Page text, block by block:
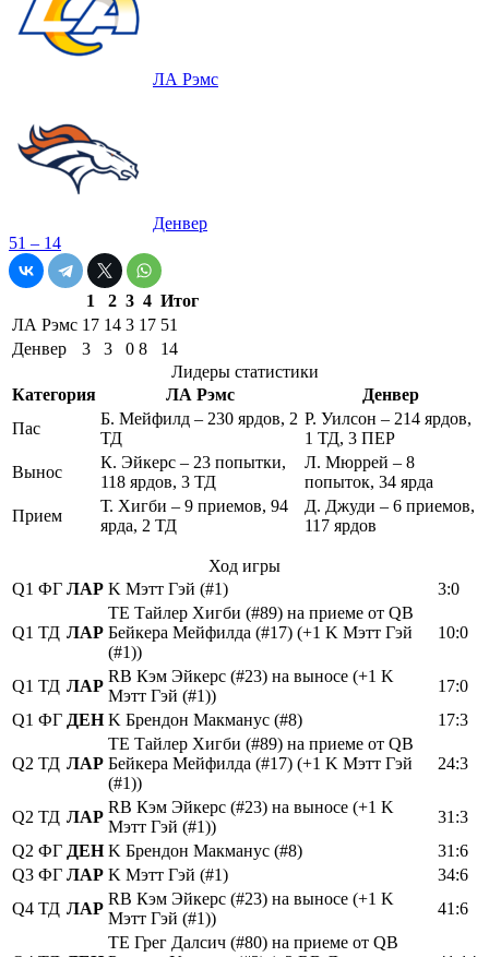
ЛА Рэмс
Денвер
51 – 14
1 2 3 4 Итог
ЛА Рэмс 17 14 3 17 51
Денвер
3 3 0 8
14
Лидеры статистики
Категория
ЛА Рэмс
Денвер
Пас
Б. Мейфилд – 230 ярдов, 2
ТД
Р. Уилсон – 214 ярдов,
1 ТД, 3 ПЕР
Вынос
К. Эйкерс – 23 попытки,
118 ярдов, 3 ТД
Л. Мюррей – 8
попыток, 34 ярда
Прием
Т. Хигби – 9 приемов, 94
ярда, 2 ТД
Д. Джуди – 6 приемов,
117 ярдов
Ход игры
Q1 ФГ ЛАР K Мэтт Гэй (#1) 3:0
Q1 ТД ЛАР
TE Тайлер Хигби (#89) на приеме от QB
Бейкера Мейфилда (#17) (+1 K Мэтт Гэй
(#1))
10:0
Q1 ТД ЛАР
RB Кэм Эйкерс (#23) на выносе (+1 K
Мэтт Гэй (#1))
17:0
Q1 ФГ ДЕН K Брендон Макманус (#8) 17:3
Q2 ТД ЛАР
TE Тайлер Хигби (#89) на приеме от QB
Бейкера Мейфилда (#17) (+1 K Мэтт Гэй
(#1))
24:3
Q2 ТД ЛАР
RB Кэм Эйкерс (#23) на выносе (+1 K
Мэтт Гэй (#1))
31:3
Q2 ФГ ДЕН K Брендон Макманус (#8)
31:6
Q3 ФГ ЛАР K Мэтт Гэй (#1)
34:6
Q4 ТД ЛАР
RB Кэм Эйкерс (#23) на выносе (+1 K
Мэтт Гэй (#1))
41:6
TE Грег Далсич (#80) на приеме от QB